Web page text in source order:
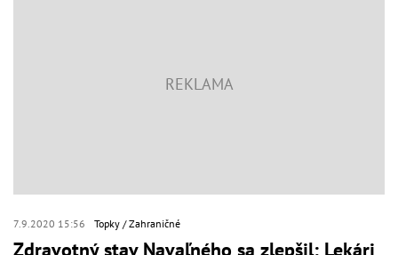
7.9.2020 15:56 Topky Zahraničné
Zdravotný stav Navaľného sa zlepšil: Lekári